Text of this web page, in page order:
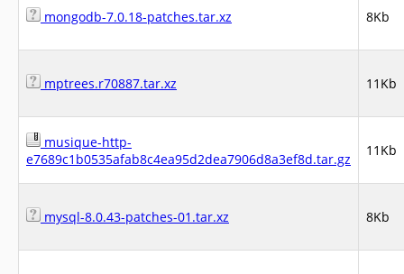
mongodb-7.0.18-patches.tar.xz 8Kb
mptrees.r70887.tar.xz 11Kb
musique-http-
e7689c1b0535afab8c4ea95d2dea7906d8a3ef8d.tar.gz
11Kb
mysql-8.0.43-patches-01.tar.xz 8Kb